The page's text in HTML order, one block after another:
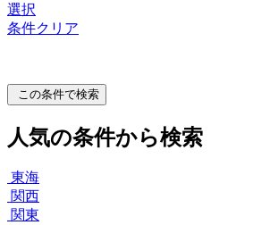
選択
条件クリア
この条件で検索
人気の条件から検索
東海
関西
関東